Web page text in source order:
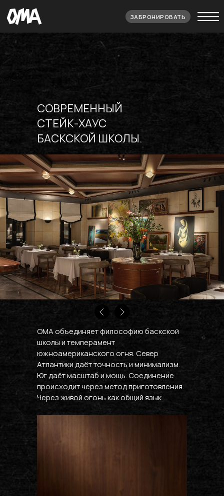
ЗАБРОНИРОВАТЬ
СОВРЕМЕННЫЙ
СТЕЙК-ХАУС
БАСКСКОЙ ШКОЛЫ.
OMA объединяет философию баскской
школы и темперамент
южноамериканского огня. Север
Атлантики даёт точность и минимализм.
Юг даёт масштаб и мощь. Соединение
происходит через метод приготовления.
Через живой огонь как общий язык.